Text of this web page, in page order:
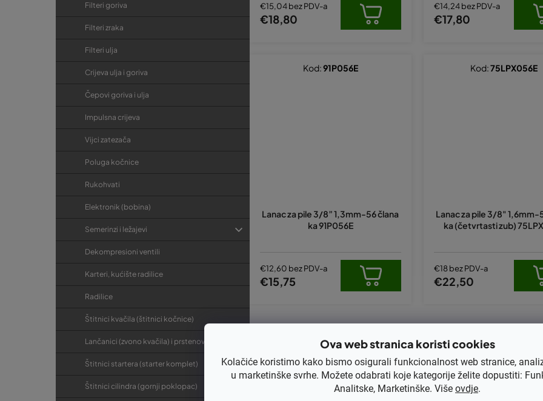
Ova web stranica koristi cookies
Kolačiće koristimo kako bismo osigurali funkcionalnost web stranice,
u marketinške svrhe. Možete odabrati koje kategorije želite dopustiti:
Analitske, Marketinške. Više ovdje.
Filteri goriva
Filteri zraka
Filteri ulja
Crijeva ulja i goriva
Čepovi goriva i ulja
Impulsna crijeva
Vijci zatezača
Poluga kočnice
Rukohvati
Elektronik (bobina)
Semerinzi i ležajevi
Dekompresioni ventili
Karteri, kućište radilice
Radilice
Štitnici kvačila (štitnici kočnice)
Lančanici (zvono kvačila) i prstenovi
Štitnici startera (starter komplet)
Štitnici cilindra (gornji poklopac)
€15,04 bez PDV-a
€18,80
€14,24 bez PDV-a
€17,80
Lanac za pile 3/8” 1,3mm-56 člana
ka 91P056E
€12,60 bez PDV-a
€15,75
Kod:91P056E
Lanac za pile 3/8" 1,6mm-
ka (četvrtasti zub)
€18 bez PDV-a
€22,50
Kod:75LPX056E
K
t
r